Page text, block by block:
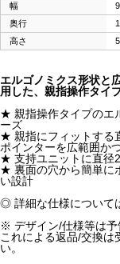
幅
奥行
高さ
エルゴノミクス形状と
用した、親指操作タイ
★ 親指操作タイプのエ
ーズ
★ 親指にフィットする
ポインターを広範囲か
★ 支持ユニットに直径
★ 裏面の穴から簡単に
い設計
◎ 詳細な仕様について
※ デザイン/仕様等は予
これによる返品/交換は
い。